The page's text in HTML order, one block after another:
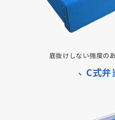
底抜けしない強度の
C式弁